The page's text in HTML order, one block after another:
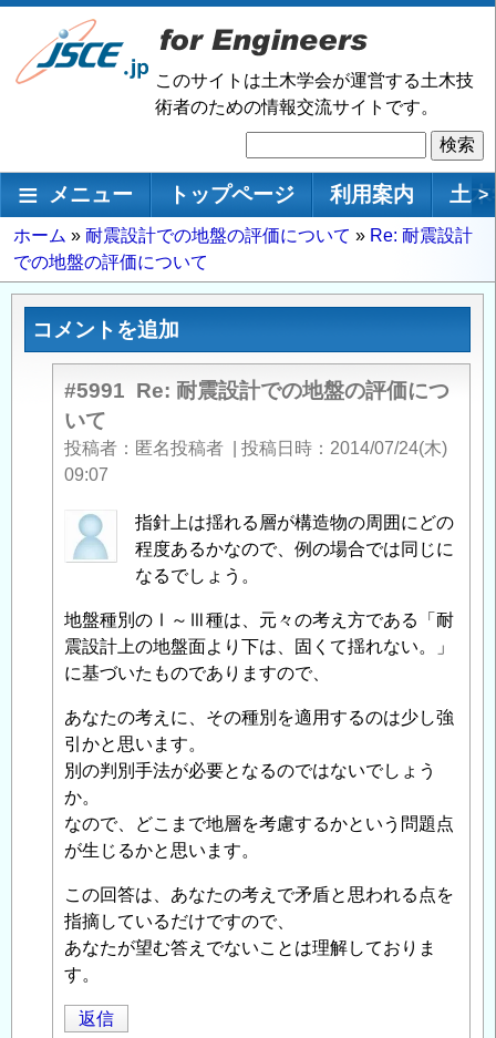
メ
ン
動
このサイトは土木学会が運営する土木技
術者のための情報交流サイトです。
索
メインナビゲーション
メニュー トップページ 利用案内 土 >
パ
ン
く
ホーム 耐震設計での地盤の評価について
Re: 耐震設計
での地盤の評価について
コメントを追加
#5991 Re: 耐震設計での地盤の評価につ
いて
投稿者 匿名投稿者 投稿日時
2014/07/24(木)
09:07
匿
名
者
に
よ
る
「 Re:
耐
震
設
計
の
地
盤
の
評
価
指針上は揺れる層が構造物の周囲にどの
程度あるかなので、例の場合では同じに
なるでしょう。
地盤種別のⅠ～Ⅲ種は、元々の考え方である「耐
震設計上の地盤面より下は、固くて揺れない。」
に基づいたものでありますので、
あなたの考えに、その種別を適用するのは少し強
引かと思います。
別の判別手法が必要となるのではないでしょう
か。
なので、どこまで地層を考慮するかという問題点
が生じるかと思います。
この回答は、あなたの考えで矛盾と思われる点を
指摘しているだけですので、
あなたが望む答えでないことは理解しておりま
す。
返信